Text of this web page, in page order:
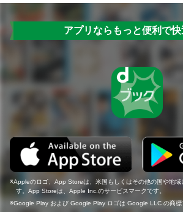
アプリならもっと便利で快
Appleのロゴ、App Storeは、米国もしくはその他の国や地
す。App Storeは、Apple Inc.のサービスマークです。
Google Play および Google Play ロゴは Google LLC の商標